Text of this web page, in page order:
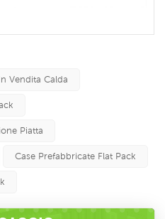
Vendita Calda
Piatta
Case Prefabbricate Flat Pack